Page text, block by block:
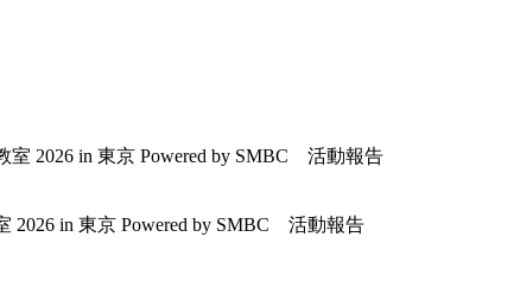
2026 in 東京 Powered by SMBC 活動報告